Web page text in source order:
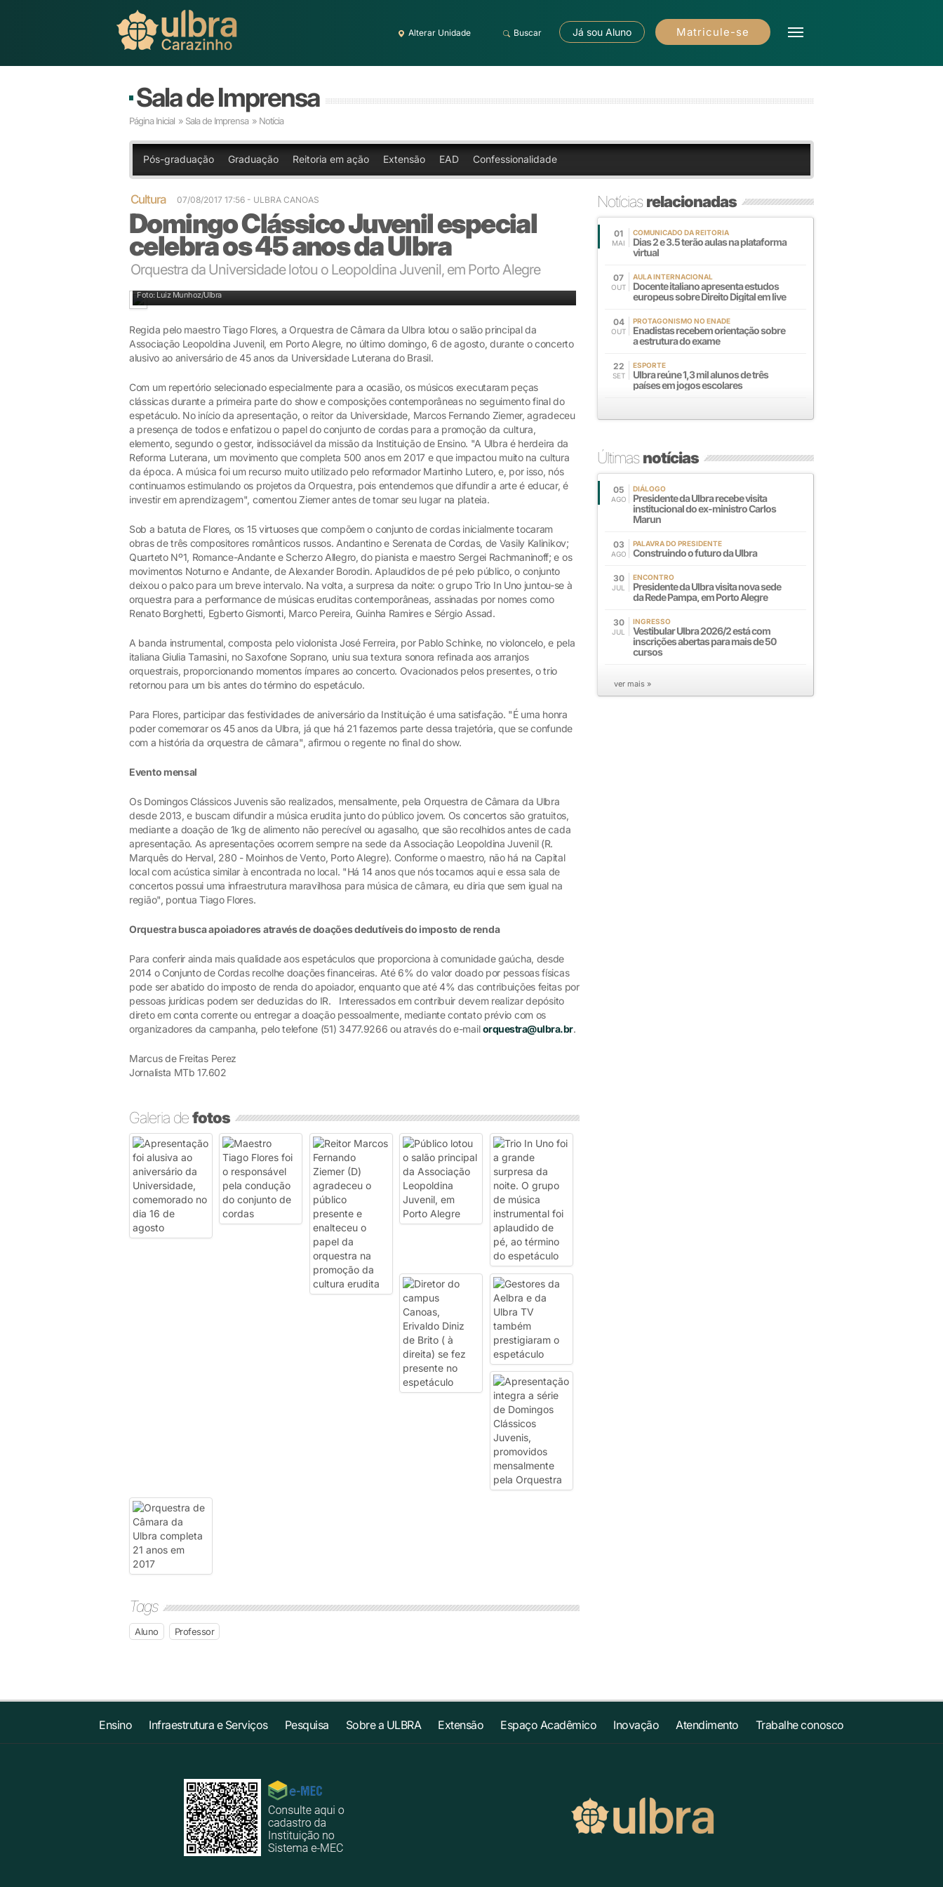
Alterar Unidade Buscar Já sou Aluno Matricule-se
Sala de Imprensa
Página Inicial » Sala de Imprensa » Notícia
Pós-graduação Graduação Reitoria em ação Extensão EAD Confessionalidade
Cultura 07/08/2017 17:56 - ULBRA CANOAS
Domingo Clássico Juvenil especial
celebra os 45 anos da Ulbra
Orquestra da Universidade lotou o Leopoldina Juvenil, em Porto Alegre
Foto: Luiz Munhoz/Ulbra
Regida pelo maestro Tiago Flores, a Orquestra de Câmara da Ulbra lotou o salão principal da
Associação Leopoldina Juvenil, em Porto Alegre, no último domingo, 6 de agosto, durante o concerto
alusivo ao aniversário de 45 anos da Universidade Luterana do Brasil.
Com um repertório selecionado especialmente para a ocasião, os músicos executaram peças
clássicas durante a primeira parte do show e composições contemporâneas no seguimento final do
espetáculo. No início da apresentação, o reitor da Universidade, Marcos Fernando Ziemer, agradeceu
a presença de todos e enfatizou o papel do conjunto de cordas para a promoção da cultura,
elemento, segundo o gestor, indissociável da missão da Instituição de Ensino. "A Ulbra é herdeira da
Reforma Luterana, um movimento que completa 500 anos em 2017 e que impactou muito na cultura
da época. A música foi um recurso muito utilizado pelo reformador Martinho Lutero, e, por isso, nós
continuamos estimulando os projetos da Orquestra, pois entendemos que difundir a arte é educar, é
investir em aprendizagem", comentou Ziemer antes de tomar seu lugar na plateia.
Sob a batuta de Flores, os 15 virtuoses que compõem o conjunto de cordas inicialmente tocaram
obras de três compositores românticos russos. Andantino e Serenata de Cordas, de Vasily Kalinikov;
Quarteto Nº1, Romance-Andante e Scherzo Allegro, do pianista e maestro Sergei Rachmaninoff; e os
movimentos Noturno e Andante, de Alexander Borodin. Aplaudidos de pé pelo público, o conjunto
deixou o palco para um breve intervalo. Na volta, a surpresa da noite: o grupo Trio In Uno juntou-se à
orquestra para a performance de músicas eruditas contemporâneas, assinadas por nomes como
Renato Borghetti, Egberto Gismonti, Marco Pereira, Guinha Ramires e Sérgio Assad.
A banda instrumental, composta pelo violonista José Ferreira, por Pablo Schinke, no violoncelo, e pela
italiana Giulia Tamasini, no Saxofone Soprano, uniu sua textura sonora refinada aos arranjos
orquestrais, proporcionando momentos ímpares ao concerto. Ovacionados pelos presentes, o trio
retornou para um bis antes do término do espetáculo.
Para Flores, participar das festividades de aniversário da Instituição é uma satisfação. "É uma honra
poder comemorar os 45 anos da Ulbra, já que há 21 fazemos parte dessa trajetória, que se confunde
com a história da orquestra de câmara", afirmou o regente no final do show.
Evento mensal
Os Domingos Clássicos Juvenis são realizados, mensalmente, pela Orquestra de Câmara da Ulbra
desde 2013, e buscam difundir a música erudita junto do público jovem. Os concertos são gratuitos,
mediante a doação de 1kg de alimento não perecível ou agasalho, que são recolhidos antes de cada
apresentação. As apresentações ocorrem sempre na sede da Associação Leopoldina Juvenil (R.
Marquês do Herval, 280 - Moinhos de Vento, Porto Alegre). Conforme o maestro, não há na Capital
local com acústica similar à encontrada no local. "Há 14 anos que nós tocamos aqui e essa sala de
concertos possui uma infraestrutura maravilhosa para música de câmara, eu diria que sem igual na
região", pontua Tiago Flores.
Orquestra busca apoiadores através de doações dedutíveis do imposto de renda
Para conferir ainda mais qualidade aos espetáculos que proporciona à comunidade gaúcha, desde
2014 o Conjunto de Cordas recolhe doações financeiras. Até 6% do valor doado por pessoas físicas
pode ser abatido do imposto de renda do apoiador, enquanto que até 4% das contribuições feitas por
pessoas jurídicas podem ser deduzidas do IR. Interessados em contribuir devem realizar depósito
direto em conta corrente ou entregar a doação pessoalmente, mediante contato prévio com os
organizadores da campanha, pelo telefone (51) 3477.9266 ou através do e-mailorquestra@ulbra.br.
Marcus de Freitas Perez
Jornalista MTb 17.602
Galeria defotos
Tags
Aluno Professor
Notíciasrelacionadas
01
MAI
COMUNICADO DA REITORIA
Dias 2 e 3.5 terão aulas na plataforma
virtual
07
OUT
AULA INTERNACIONAL
Docente italiano apresenta estudos
europeus sobre Direito Digital em live
04
OUT
PROTAGONISMO NO ENADE
Enadistas recebem orientação sobre
a estrutura do exame
22
SET
ESPORTE
Ulbra reúne 1,3 mil alunos de três
países em jogos escolares
Últimasnotícias
05
AGO
DIÁLOGO
Presidente da Ulbra recebe visita
institucional do ex-ministro Carlos
Marun
03
AGO
PALAVRA DO PRESIDENTE
Construindo o futuro da Ulbra
30
JUL
ENCONTRO
Presidente da Ulbra visita nova sede
da Rede Pampa, em Porto Alegre
30
JUL
INGRESSO
Vestibular Ulbra 2026/2 está com
inscrições abertas para mais de 50
cursos
ver mais »
Ensino Infraestrutura e Serviços Pesquisa Sobre a ULBRA Extensão Espaço Acadêmico Inovação Atendimento Trabalhe conosco